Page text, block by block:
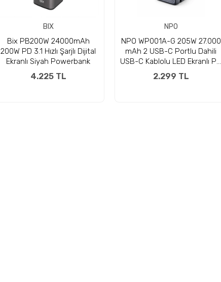
BIX
Bix PB200W 24000mAh
200W PD 3.1 Hızlı Şarjlı Dijital
Ekranlı Siyah Powerbank
4.225 TL
NPO
NPO WP001A-G 205W 27.000
mAh 2 USB-C Portlu Dahili
USB-C Kablolu LED Ekranlı PD
GaN3 Powerbank
2.299 TL